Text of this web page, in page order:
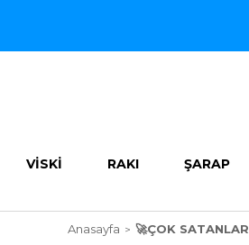
VİSKİ RAKI ŞARAP
Anasayfa 🚀ÇOK SATANLAR